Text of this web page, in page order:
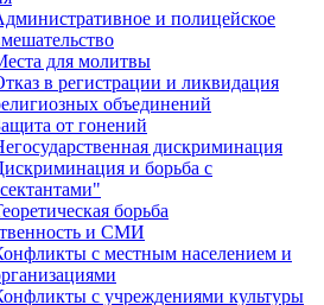
и полицейское
для молитвы
в регистрации и ликвидация
объединений
от гонений
дискриминация
и борьба с
борьба
и СМИ
с местным населением и
с учреждениями культуры